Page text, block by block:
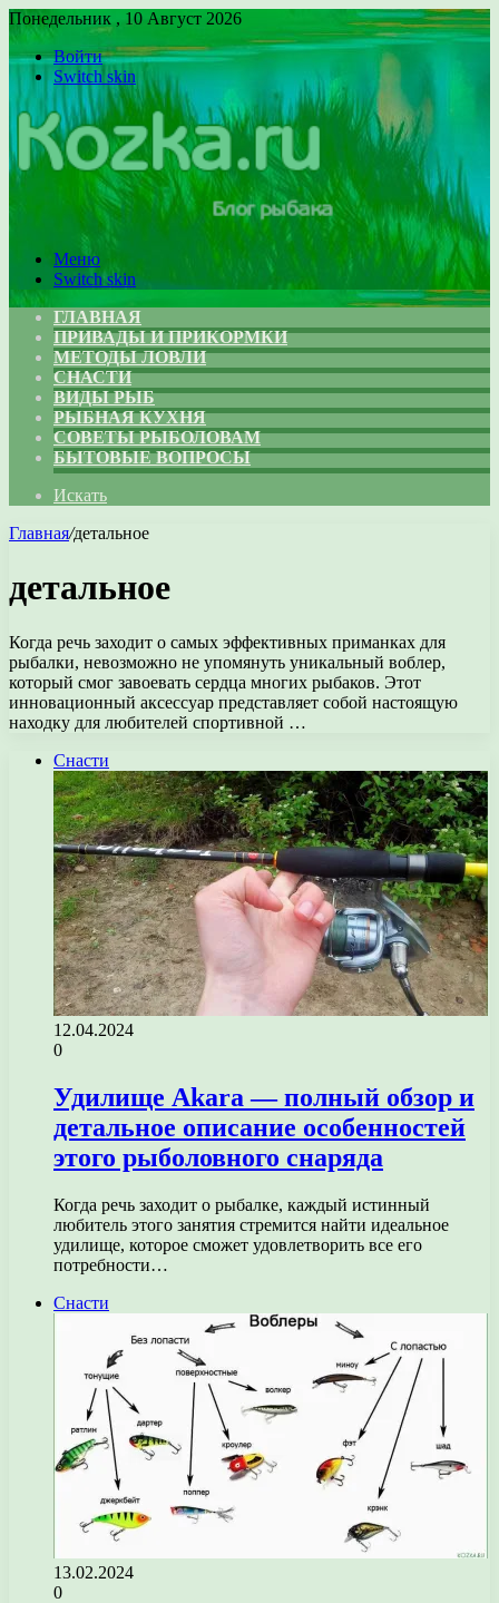
Понедельник , 10 Август 2026
Войти
Switch skin
Меню
Switch skin
ГЛАВНАЯ
ПРИВАДЫ И ПРИКОРМКИ
МЕТОДЫ ЛОВЛИ
СНАСТИ
ВИДЫ РЫБ
РЫБНАЯ КУХНЯ
СОВЕТЫ РЫБОЛОВАМ
БЫТОВЫЕ ВОПРОСЫ
Искать
Главная/детальное
детальное
Когда речь заходит о самых эффективных приманках для
рыбалки, невозможно не упомянуть уникальный воблер,
который смог завоевать сердца многих рыбаков. Этот
инновационный аксессуар представляет собой настоящую
находку для любителей спортивной …
Снасти
12.04.2024
0
Удилище Akara — полный обзор и
детальное описание особенностей
этого рыболовного снаряда
Когда речь заходит о рыбалке, каждый истинный
любитель этого занятия стремится найти идеальное
удилище, которое сможет удовлетворить все его
потребности…
Снасти
13.02.2024
0